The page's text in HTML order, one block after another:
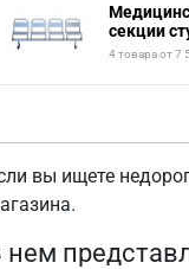
секции
4 товара от 7
вы ищете
нем